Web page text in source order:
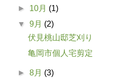
► 10月 (1)
▼9月 (2)
伏見桃山邸芝刈り
亀岡市個人宅剪定
►8月 (3)